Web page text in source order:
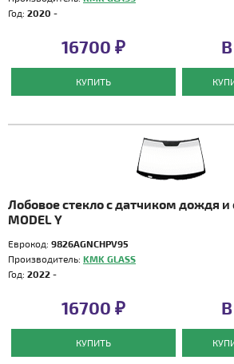
Год: 2020 -
16700 ₽
КУПИТЬ
Лобовое стекло с датчиком дождя и
MODEL Y
Еврокод: 9826AGNCHPV95
Производитель: KMK GLASS
Год: 2022 -
16700 ₽
КУПИТЬ